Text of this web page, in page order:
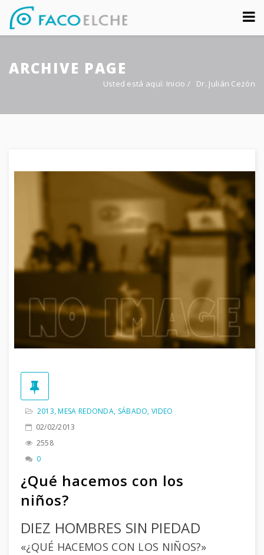
Sobre nosotros
Congreso
ARCHIVE PAGE
Usted está aquí: Inicio / Dr. Julián Cezón
2013,MESA REDONDA, SÁBADO,VIDEO
02/02/2013
2558
0
¿Qué hacemos con los
niños?
DIEZ HOMBRES SIN PIEDAD
«¿QUÉ HACEMOS CON LOS NIÑOS?»